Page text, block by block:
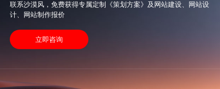
联系沙漠风，免费获得专属定制《策划方案》及网站建设、网站设
计、网站制作报价
立即咨询